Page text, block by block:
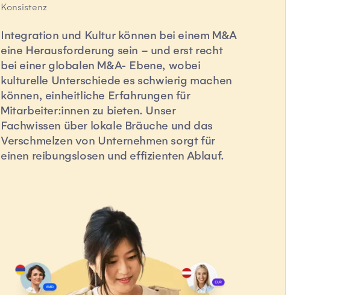
Konsistenz
Integration und Kultur können bei einem M&A
eine Herausforderung sein – und erst recht
bei einer globalen M&A- Ebene, wobei
kulturelle Unterschiede es schwierig machen
können, einheitliche Erfahrungen für
Mitarbeiter:innen zu bieten. Unser
Fachwissen über lokale Bräuche und das
Verschmelzen von Unternehmen sorgt für
einen reibungslosen und effizienten Ablauf.